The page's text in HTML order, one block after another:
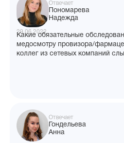
Отвечает
Пономарева
Надежда
29.06.2022
Какие обязательные
медосмотру провизора/
коллег из сетевых компаний
Отвечает
Гондельева
Анна